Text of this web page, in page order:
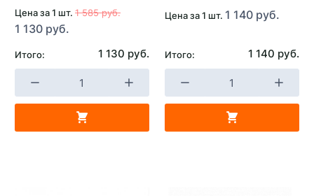
Цена за 1 шт. 1 585 руб.
1 130 руб.
Итого: 1 130 руб.
Цена за 1 шт. 1 140 руб.
Итого: 1 140 руб.